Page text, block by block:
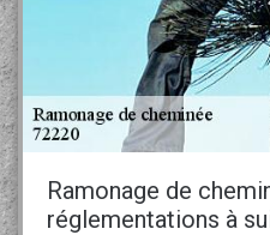
Ramonage de
réglementations à